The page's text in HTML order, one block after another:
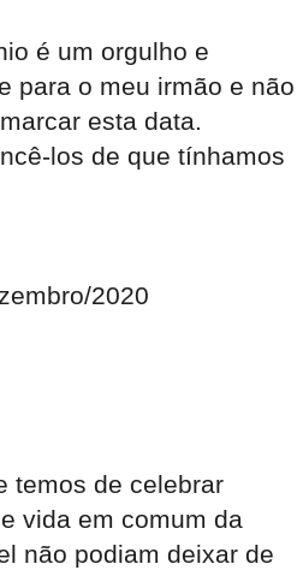
é um orgulho e
para o meu irmão e não
esta data.
los de que tínhamos
2020
temos de celebrar
vida em comum da
não podiam deixar de